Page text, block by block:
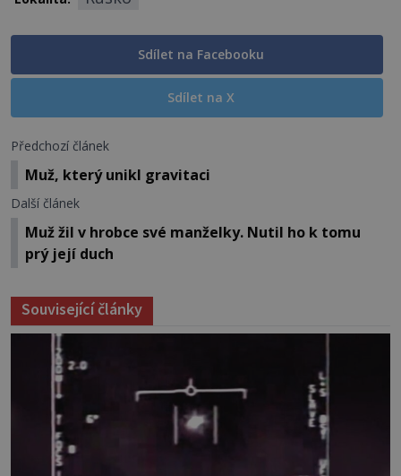
Sdílet na Facebooku
Sdílet na X
Předchozí článek
Muž, který unikl gravitaci
Další článek
Muž žil v hrobce své manželky. Nutil ho k tomu
prý její duch
Související články